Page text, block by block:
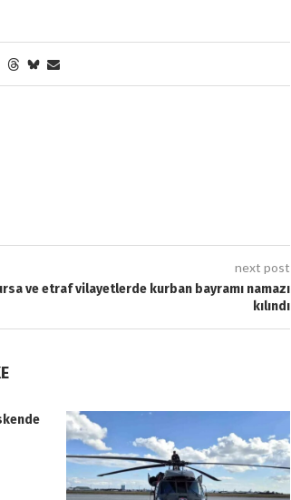
next post
ve etraf vilayetlerde kurban bayramı namazı
kılındı